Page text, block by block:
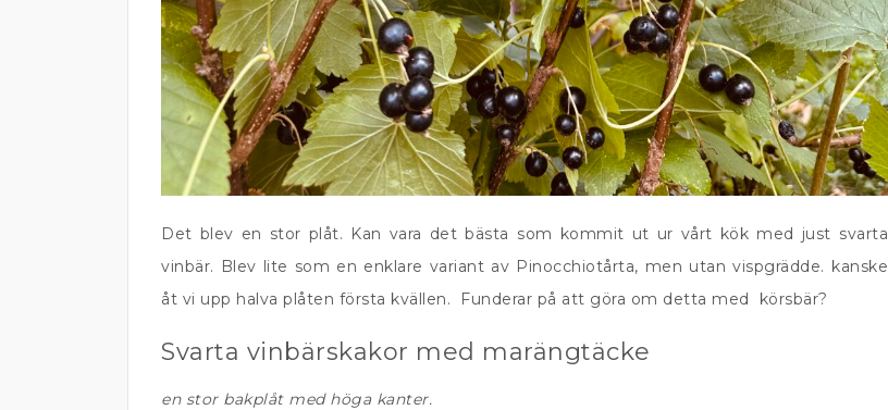
Det blev en stor plåt. Kan vara det bästa som kommit ut ur vårt kök med just svarta
vinbär. Blev lite som en enklare variant av Pinocchiotårta, men utan vispgrädde. kanske
åt vi upp halva plåten första kvällen. Funderar på att göra om detta med körsbär?
Svarta vinbärskakor med marängtäcke
en stor bakplåt med höga kanter.